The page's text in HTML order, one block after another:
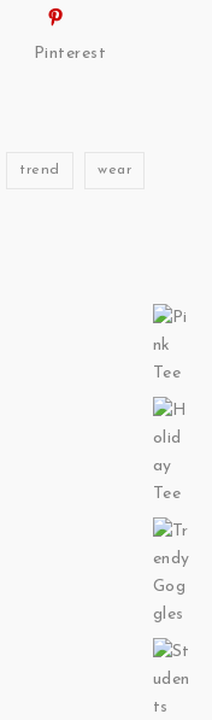
Pinterest
trend wear